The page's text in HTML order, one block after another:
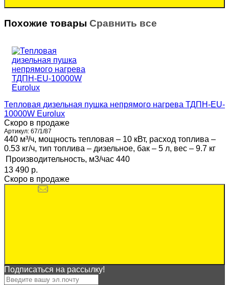
Похожие товары Сравнить все
Тепловая дизельная пушка непрямого нагрева ТДПН-EU-
10000W Eurolux
Скоро в продаже
Артикул: 67/1/87
440 м³/ч, мощность тепловая – 10 кВт, расход топлива –
0.53 кг/ч, тип топлива – дизельное, бак – 5 л, вес – 9.7 кг
Производительность, м3/час 440
13 490 p.
Скоро в продаже
Подписаться на рассылкy!